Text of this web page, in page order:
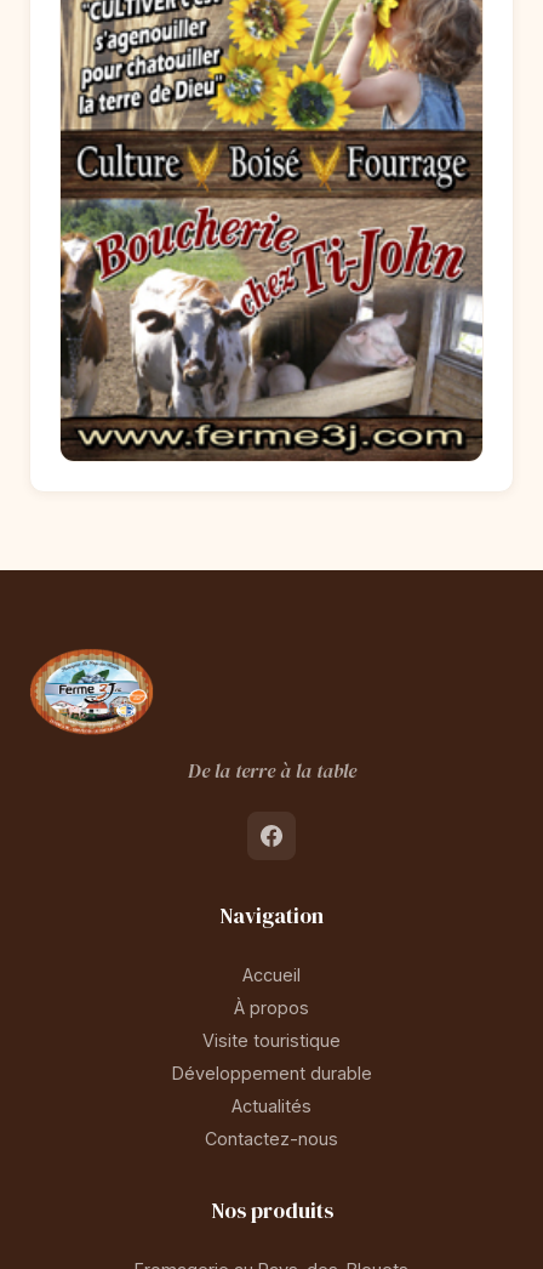
De la terre à la table
Navigation
Accueil
À propos
Visite touristique
Développement durable
Actualités
Contactez-nous
Nos produits